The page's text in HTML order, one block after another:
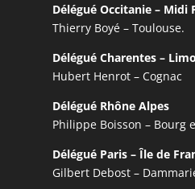
Délégué Occitanie – Midi
Thierry Boyé – Toulouse.
Délégué Charentes –
Hubert Henrot – Cognac
Délégué Rhône Alpes
Philippe Boisson – Bourg
Délégué Paris – Île de
Gilbert Debost –